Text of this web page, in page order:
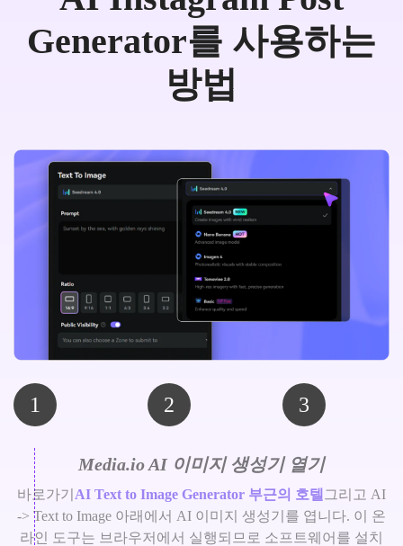
Generator를 사용하는
방법
1 2 3
Media.io AI 이미지 생성기 열기
바로가기 AI Text to Image Generator 부근의 호텔 그리고 AI
-> Text to Image 아래에서 AI 이미지 생성기를 엽니다. 이 온
라인 도구는 브라우저에서 실행되므로 소프트웨어를 설치